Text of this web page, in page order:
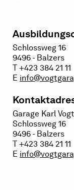
Schlossweg 16
9496 - Balzers
T +423 384 21 11
E
Garage Karl Vogt
Schlossweg 16
9496 - Balzers
T +423 384 21 11
E